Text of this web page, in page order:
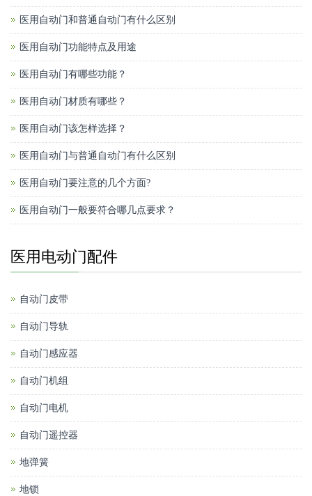
医用自动门和普通自动门有什么区别
医用自动门功能特点及用途
医用自动门有哪些功能？
医用自动门材质有哪些？
医用自动门该怎样选择？
医用自动门与普通自动门有什么区别
医用自动门要注意的几个方面?
医用自动门一般要符合哪几点要求？
医用电动门配件
自动门皮带
自动门导轨
自动门感应器
自动门机组
自动门电机
自动门遥控器
地弹簧
地锁